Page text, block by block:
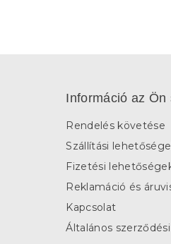
Információ az Ön
Rendelés követése
Szállítási
Fizetési
Reklamáció és
Kapcsolat
Általános